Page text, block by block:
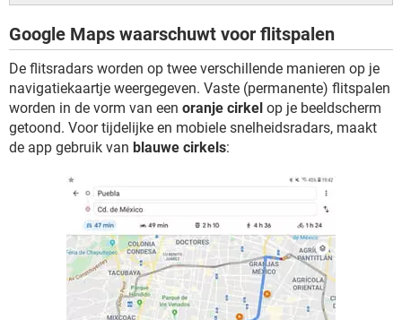
Google Maps waarschuwt voor flitspalen
De flitsradars worden op twee verschillende manieren op je
navigatiekaartje weergegeven. Vaste (permanente) flitspalen
worden in de vorm van een oranje cirkel op je beeldscherm
getoond. Voor tijdelijke en mobiele snelheidsradars, maakt
de app gebruik van blauwe cirkels: